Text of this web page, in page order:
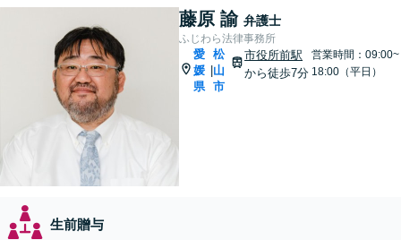
藤原 諭 弁護士
ふじわら法律事務所
愛
媛
県
松
山
市
市役所前駅
から徒歩7分
営業時間：09:00~
18:00（平日）
生前贈与